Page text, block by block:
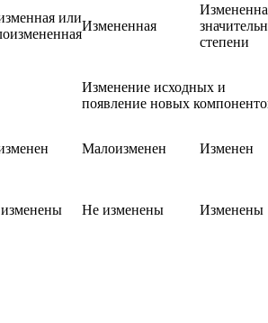
или
Измененная
степени
Изменение исходных и
появление новых
Малоизменен Изменен
Не изменены Изменены